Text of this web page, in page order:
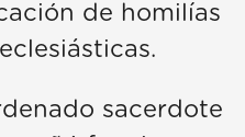
de homilías
sacerdote